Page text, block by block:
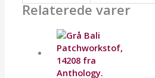
Relaterede varer